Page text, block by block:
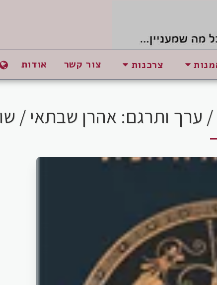
צרכנות צור קשר אודות
/ ​ערך ותרגם: אהרן שבתאי /